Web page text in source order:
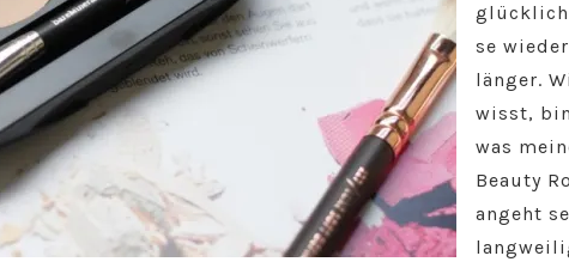
se wieder
länger.
wisst,
was
Beauty
angeht